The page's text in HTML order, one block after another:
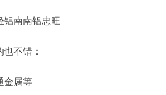
铝南南铝忠旺
不错：
金属等